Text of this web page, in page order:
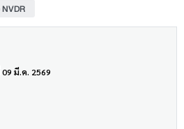
มี.ค. 2569